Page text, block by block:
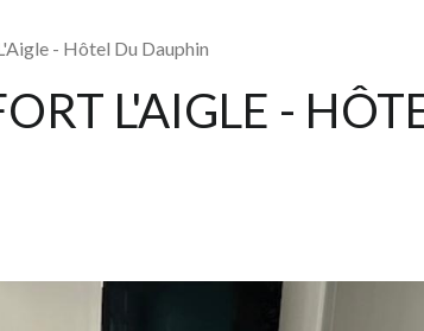
- Hôtel Du Dauphin
L'AIGLE -